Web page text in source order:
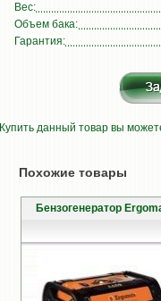
Вес:
Объем бака:
Гарантия:
Купить данный товар вы
Похожие товары
Бензогенератор